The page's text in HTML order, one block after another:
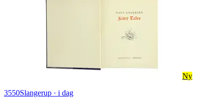
Ny
3550Slangerup · i dag